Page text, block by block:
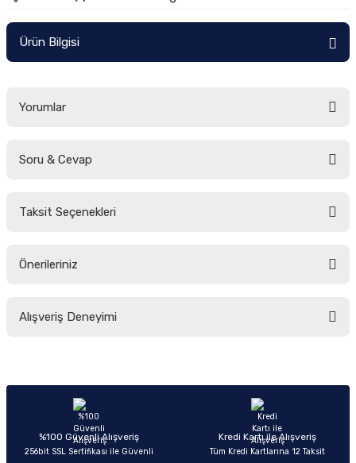
Ürün Bilgisi
Yorumlar
Soru & Cevap
Taksit Seçenekleri
Önerileriniz
yetersiz gördüğünüz noktaları öneri formunu kullanarak tarafımıza
Ürün açıklamasında eksik bilgiler bulunuyor.
Ürün bilgilerinde hatalar bulunuyor.
Ürün fiyatı diğer sitelerden daha pahalı.
Alışveriş Deneyimi
Sitemize ilk yorumu siz yapın!
%100 Güvenli Alışveriş
256bit SSL Sertifikası ile Güvenli
Kredi Kartı ile Alışveriş
Tüm Kredi Kartlarına 12 Taksit